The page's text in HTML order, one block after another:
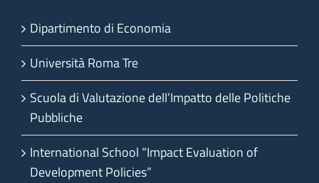
Dipartimento di Economia
Università Roma Tre
Scuola di Valutazione dell’Impatto delle Politiche
Pubbliche
International School “Impact Evaluation of
Development Policies”